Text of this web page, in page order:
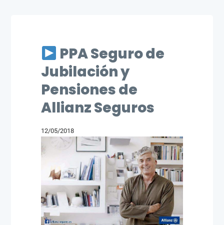
PPA Seguro de
Jubilación y
Pensiones de
Allianz Seguros
12/05/2018